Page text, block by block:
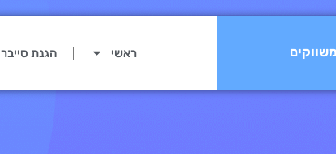
ראשי הגנת סייבר